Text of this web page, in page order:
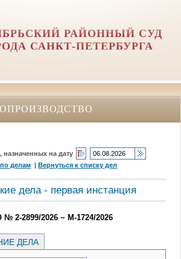
РАЙОННЫЙ СУД
САНКТ-ПЕТЕРБУРГА
на дату
делам |Вернуться к списку дел
дела - первая инстанция
2-2899/2026 ~ М-1724/2026
ДЕЛА